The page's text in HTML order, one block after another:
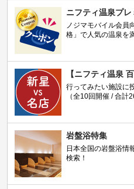
ニフティ温泉プ
ノジマモバイル会
格」で人気の温泉を
【ニフティ温泉
行ってみたい施設に
（全10回開催 / 合計
岩盤浴特集
日本全国の岩盤浴情
検索！